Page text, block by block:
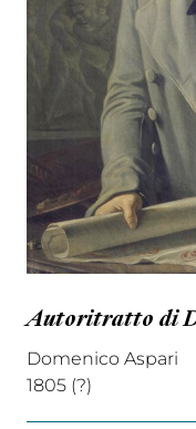
Autoritratto di
Domenico Aspari
1805 (?)